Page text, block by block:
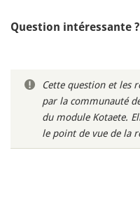
Question intéressante ?
Cette question et les
par la communauté
du module Kotaete.
le point de vue de la